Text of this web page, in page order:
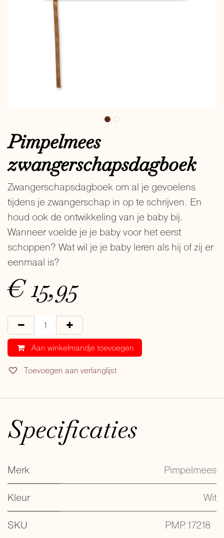
Pimpelmees
zwangerschapsdagboek
Zwangerschapsdagboek om al je gevoelens
tijdens je zwangerschap in op te schrijven. En
houd ook de ontwikkeling van je baby bij.
Wanneer voelde je je baby voor het eerst
schoppen? Wat wil je je baby leren als hij of zij er
eenmaal is?
€15,95
Aan winkelmandje toevoegen
Toevoegen aan verlanglijst
Specificaties
Merk Pimpelmees
Kleur Wit
SKU PMP.17218